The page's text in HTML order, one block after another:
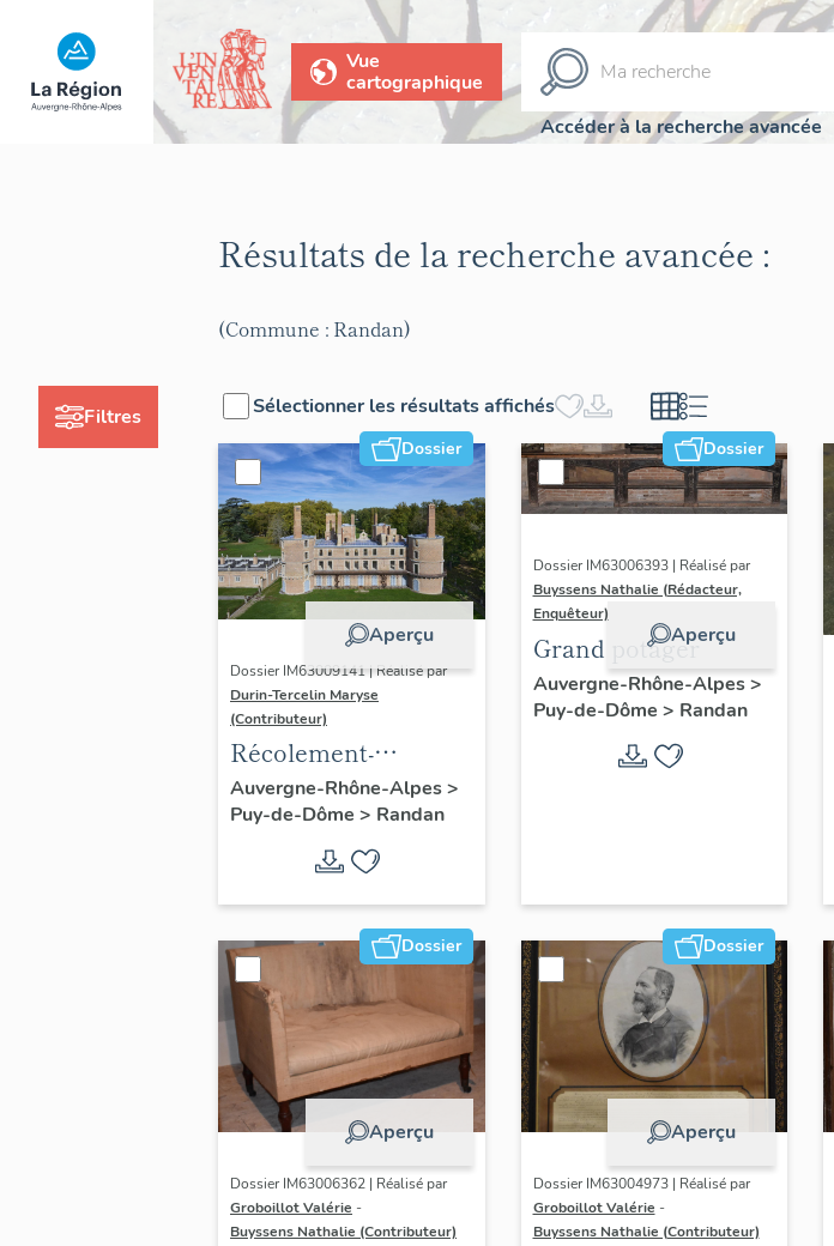
Vue
cartographique
Accéder à la recherche avancée
Filtres
Résultats de la recherche avancée :
(Commune : Randan)
Sélectionner les résultats affichés
Dossier
Aperçu
Dossier IM63009141 | Réalisé par
Durin-Tercelin Maryse
(Contributeur)
Récolement-
inventaire du fonds
mobilier du domaine
royal de Randan
Auvergne-Rhône-Alpes>
Puy-de-Dôme > Randan
Dossier
Aperçu
Dossier IM63006393 | Réalisé par
Buyssens Nathalie (Rédacteur,
Enquêteur)
Grand potager
Auvergne-Rhône-Alpes>
Puy-de-Dôme > Randan
Dossier
Aperçu
Dossier IM63006362 | Réalisé par
Groboillot Valérie -
Buyssens Nathalie (Contributeur)
Dossier
Aperçu
Dossier IM63004973 | Réalisé par
Groboillot Valérie -
Buyssens Nathalie (Contributeur)